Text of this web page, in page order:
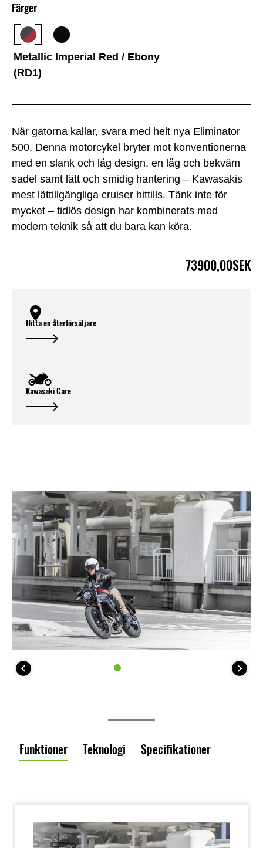
När gatorna kallar, svara med helt nya Eliminator
500. Denna motorcykel bryter mot konventionerna
med en slank och låg design, en låg och bekväm
sadel samt lätt och smidig hantering – Kawasakis
mest lättillgängliga cruiser hittills. Tänk inte för
mycket – tidlös design har kombinerats med
modern teknik så att du bara kan köra.
73900,00SEK
Färger
Metallic Imperial Red / Ebony
(RD1)
Hitta en återförsäljare
Kawasaki Care
Funktioner Teknologi Specifikationer